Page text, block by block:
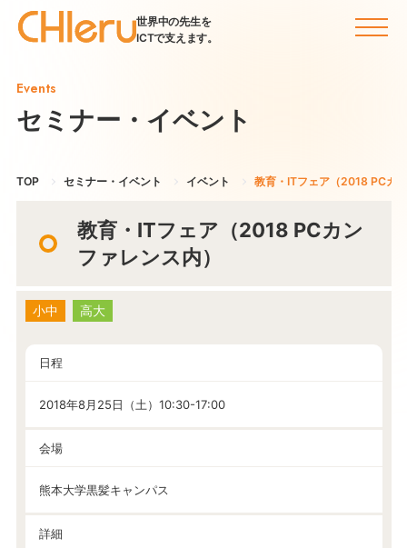
世界中の先生を
ICTで支えます。
Events
セミナー・イベント
TOP セミナー・イベント イベント 教育・ITフェア（2018 PCカ
教育・ITフェア（2018 PCカン
ファレンス内）
小中 高大
日程
2018年8月25日（土）10:30-17:00
会場
熊本大学黒髪キャンパス
詳細